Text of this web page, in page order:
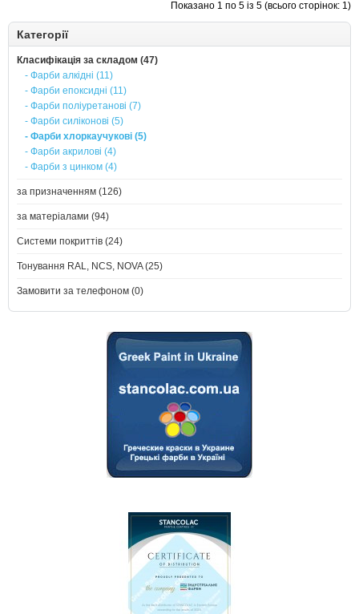
Показано 1 по 5 із 5 (всього сторінок: 1)
Категорії
Класифікація за складом (47)
- Фарби алкідні (11)
- Фарби епоксидні (11)
- Фарби поліуретанові (7)
- Фарби силіконові (5)
- Фарби хлоркаучукові (5)
- Фарби акрилові (4)
- Фарби з цинком (4)
за призначенням (126)
за матеріалами (94)
Системи покриттів (24)
Тонування RAL, NCS, NOVA (25)
Замовити за телефоном (0)